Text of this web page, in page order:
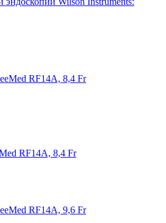
RF14A, 8,4 Fr